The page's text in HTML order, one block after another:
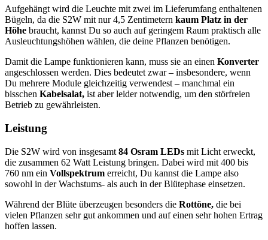
Aufgehängt wird die Leuchte mit zwei im Lieferumfang enthaltenen
Bügeln, da die S2W mit nur 4,5 Zentimetern kaum Platz in der
Höhe braucht, kannst Du so auch auf geringem Raum praktisch alle
Ausleuchtungshöhen wählen, die deine Pflanzen benötigen.
Damit die Lampe funktionieren kann, muss sie an einen Konverter
angeschlossen werden. Dies bedeutet zwar – insbesondere, wenn
Du mehrere Module gleichzeitig verwendest – manchmal ein
bisschen Kabelsalat, ist aber leider notwendig, um den störfreien
Betrieb zu gewährleisten.
Leistung
Die S2W wird von insgesamt 84 Osram LEDs mit Licht erweckt,
die zusammen 62 Watt Leistung bringen. Dabei wird mit 400 bis
760 nm ein Vollspektrum erreicht, Du kannst die Lampe also
sowohl in der Wachstums- als auch in der Blütephase einsetzen.
Während der Blüte überzeugen besonders die Rottöne, die bei
vielen Pflanzen sehr gut ankommen und auf einen sehr hohen Ertrag
hoffen lassen.